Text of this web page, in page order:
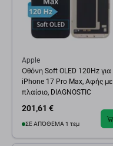
Apple
Οθόνη Soft OLED 120Hz για
iPhone 17 Pro Max, Αφής με
πλαίσιο, DIAGNOSTIC
201,61 €
ΣΕ ΑΠΌΘΕΜΑ 1 τεμ